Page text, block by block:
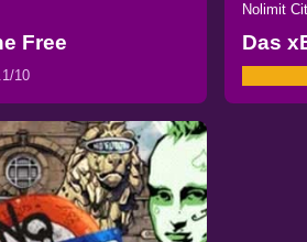
Free
10
Nolimit
Das